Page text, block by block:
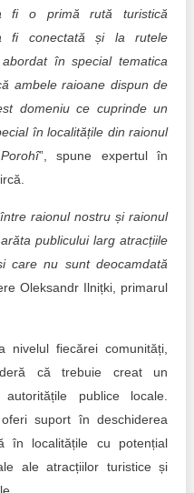
fi o primă rută turistică
fi conectată și la rutele
în special tematica
ambele raioane dispun de
domeniu ce cuprinde un
în localitățile din raionul
”, spune expertul în
raionul nostru și raionul
publicului larg atracțiile
care nu sunt deocamdată
Oleksandr Ilnițki, primarul
nivelul fiecărei comunități,
că trebuie creat un
publice locale.
suport în deschiderea
în localitățile cu potențial
ale atracțiilor turistice și